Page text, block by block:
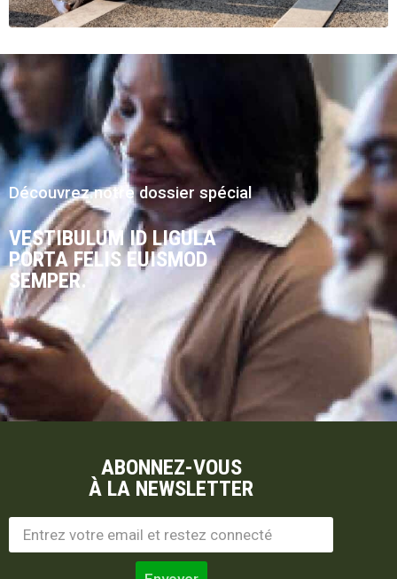
Découvrez notre dossier spécial
VESTIBULUM ID LIGULA
PORTA FELIS EUISMOD
SEMPER.
ABONNEZ-VOUS
À LA NEWSLETTER